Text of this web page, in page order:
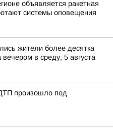
объявляется ракетная
системы оповещения
жители более десятка
в среду, 5 августа
произошло под